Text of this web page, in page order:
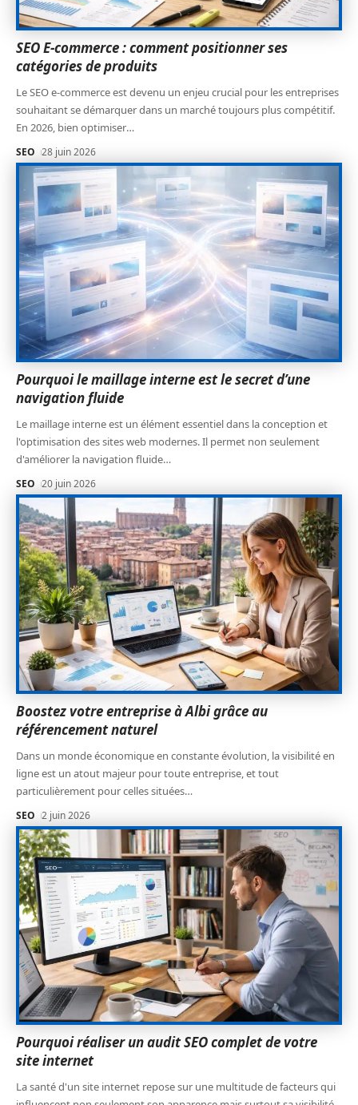
SEO E-commerce : comment positionner ses
catégories de produits
Le SEO e-commerce est devenu un enjeu crucial pour les entreprises
souhaitant se démarquer dans un marché toujours plus compétitif.
En 2026, bien optimiser…
SEO 28 juin 2026
Pourquoi le maillage interne est le secret d’une
navigation fluide
Le maillage interne est un élément essentiel dans la conception et
l'optimisation des sites web modernes. Il permet non seulement
d'améliorer la navigation fluide…
SEO 20 juin 2026
Boostez votre entreprise à Albi grâce au
référencement naturel
Dans un monde économique en constante évolution, la visibilité en
ligne est un atout majeur pour toute entreprise, et tout
particulièrement pour celles situées…
SEO 2 juin 2026
Pourquoi réaliser un audit SEO complet de votre
site internet
La santé d'un site internet repose sur une multitude de facteurs qui